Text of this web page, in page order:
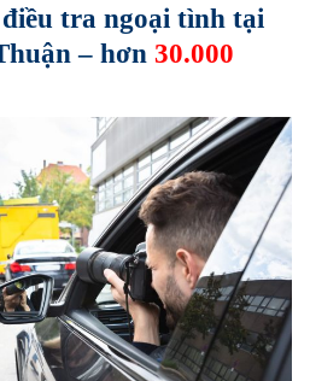
tra ngoại tình tại
– hơn 30.000